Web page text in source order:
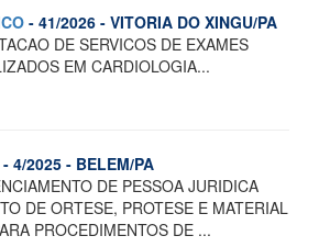
- 41/2026 - VITORIA DO XINGU/PA
DE SERVICOS DE EXAMES
EM CARDIOLOGIA...
- 4/2025 - BELEM/PA
DE PESSOA JURIDICA
DE ORTESE, PROTESE E MATERIAL
PROCEDIMENTOS DE ...